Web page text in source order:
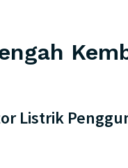
Listrik